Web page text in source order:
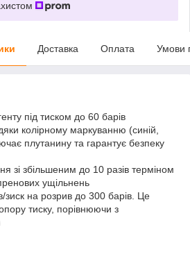
Доставка Оплата Умови
під тиском до 60 барів
колірному маркуванню (синій,
плутанину та гарантує безпеку
зі збільшеним до 10 разів терміном
ущільнень
зиск на розрив до 300 барів. Це
тиску, порівнюючи з